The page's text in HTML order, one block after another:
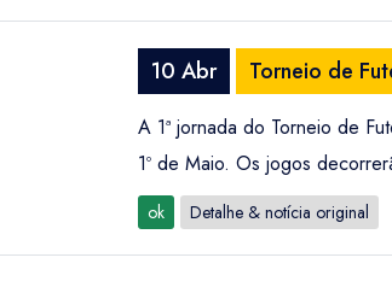
10 Abr Torneio de
A 1ª jornada do Torneio de
1º de Maio. Os jogos
ok Detalhe & notícia original